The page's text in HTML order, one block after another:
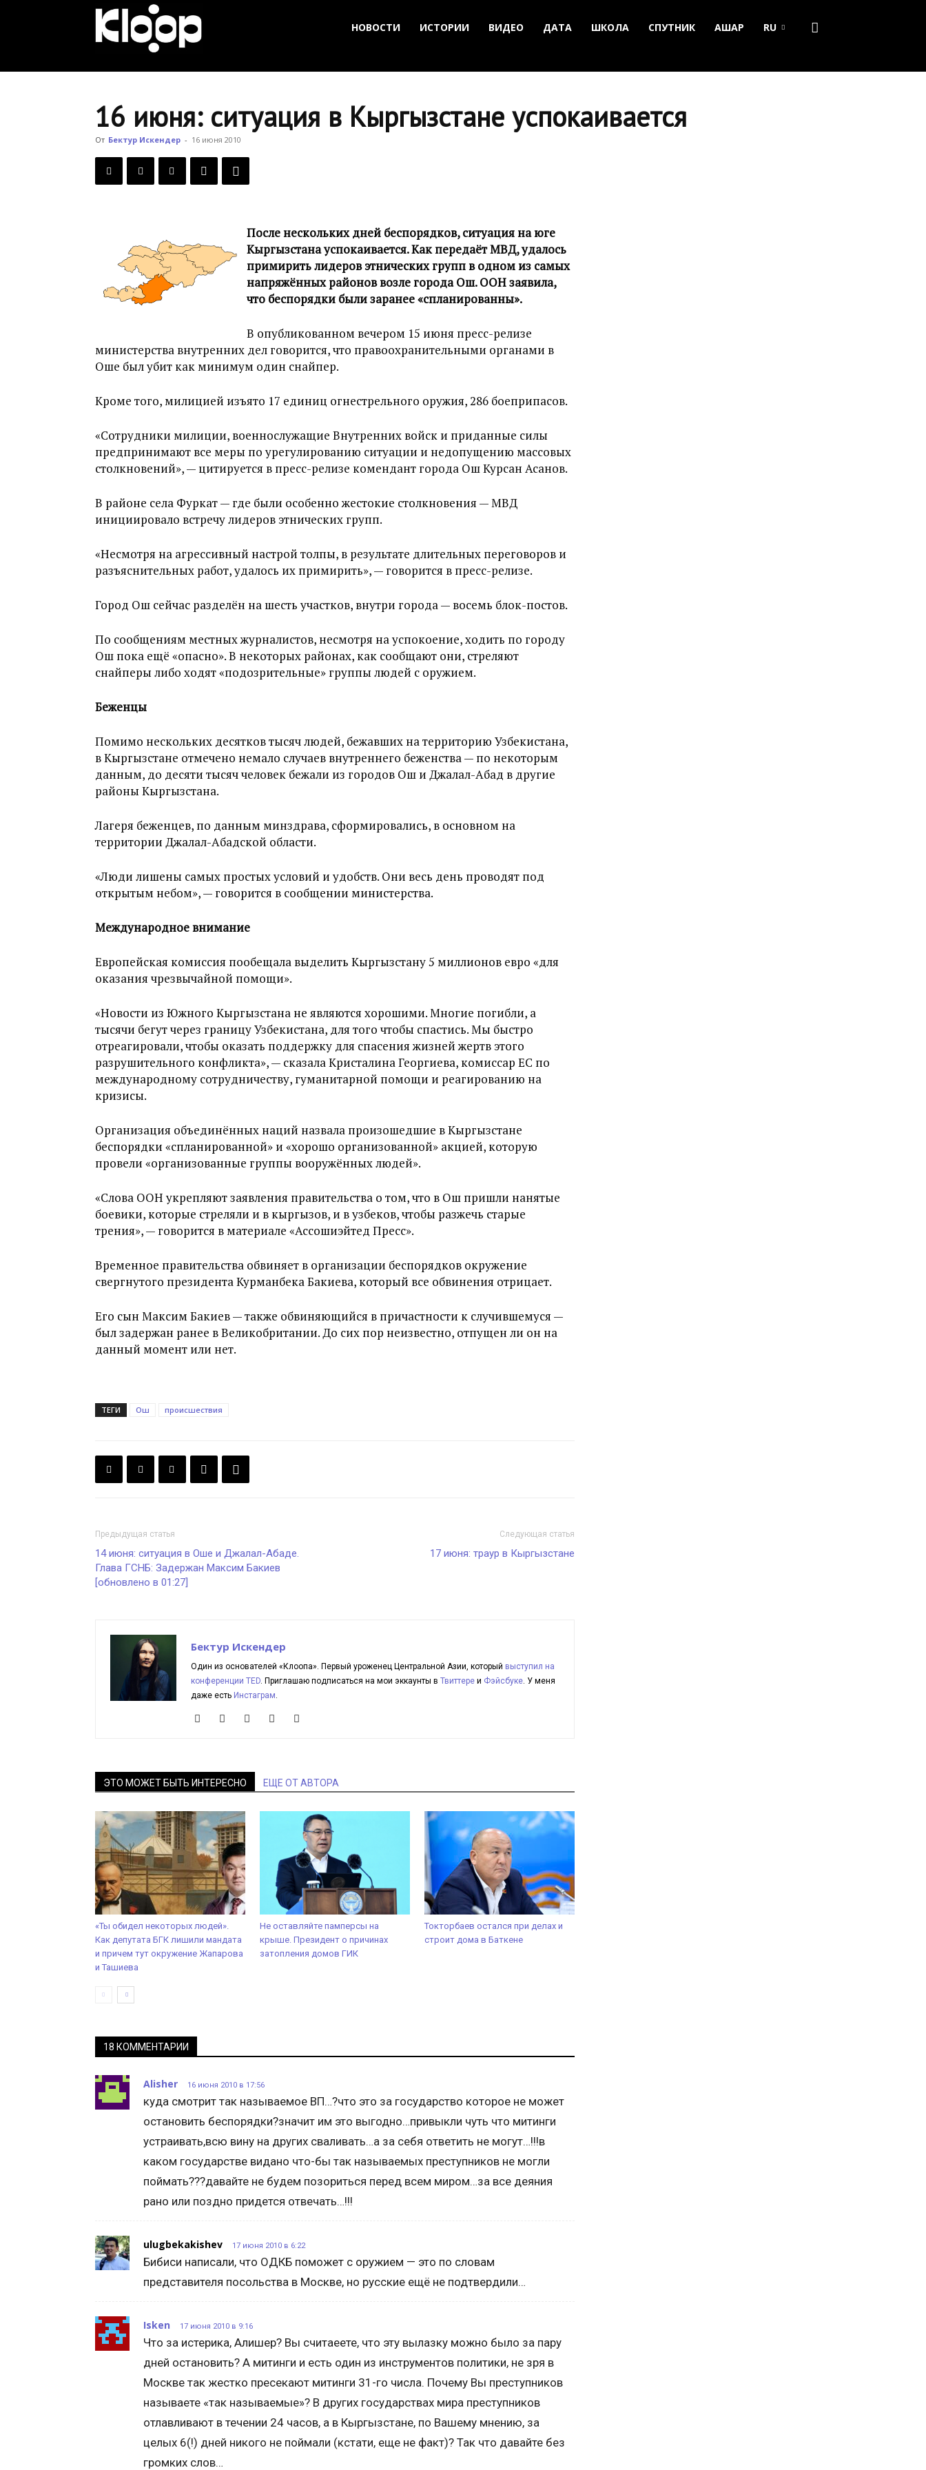
Новости
НОВОСТИ ИСТОРИИ ВИДЕО ДАТА ШКОЛА СПУТНИК АШАР RU
16 июня: ситуация в Кыргызстане успокаивается
От Бектур Искендер - 16 июня 2010
После нескольких дней беспорядков, ситуация на юге
Кыргызстана успокаивается. Как передаёт МВД, удалось
примирить лидеров этнических групп в одном из самых
напряжённых районов возле города Ош. ООН заявила,
что беспорядки были заранее «спланированны».
В опубликованном вечером 15 июня пресс-релизе
министерства внутренних дел говорится, что правоохранительными органами в
Оше был убит как минимум один снайпер.
Кроме того, милицией изъято 17 единиц огнестрельного оружия, 286 боеприпасов.
«Сотрудники милиции, военнослужащие Внутренних войск и приданные силы
предпринимают все меры по урегулированию ситуации и недопущению массовых
столкновений», — цитируется в пресс-релизе комендант города Ош Курсан Асанов.
В районе села Фуркат — где были особенно жестокие столкновения — МВД
инициировало встречу лидеров этнических групп.
«Несмотря на агрессивный настрой толпы, в результате длительных переговоров и
разъяснительных работ, удалось их примирить», — говорится в пресс-релизе.
Город Ош сейчас разделён на шесть участков, внутри города — восемь блок-постов.
По сообщениям местных журналистов, несмотря на успокоение, ходить по городу
Ош пока ещё «опасно». В некоторых районах, как сообщают они, стреляют
снайперы либо ходят «подозрительные» группы людей с оружием.
Беженцы
Помимо нескольких десятков тысяч людей, бежавших на территорию Узбекистана,
в Кыргызстане отмечено немало случаев внутреннего беженства — по некоторым
данным, до десяти тысяч человек бежали из городов Ош и Джалал-Абад в другие
районы Кыргызстана.
Лагеря беженцев, по данным минздрава, сформировались, в основном на
территории Джалал-Абадской области.
«Люди лишены самых простых условий и удобств. Они весь день проводят под
открытым небом», — говорится в сообщении министерства.
Международное внимание
Европейская комиссия пообещала выделить Кыргызстану 5 миллионов евро «для
оказания чрезвычайной помощи».
«Новости из Южного Кыргызстана не являются хорошими. Многие погибли, а
тысячи бегут через границу Узбекистана, для того чтобы спастись. Мы быстро
отреагировали, чтобы оказать поддержку для спасения жизней жертв этого
разрушительного конфликта», — сказала Кристалина Георгиева, комиссар ЕС по
международному сотрудничеству, гуманитарной помощи и реагированию на
кризисы.
Организация объединённых наций назвала произошедшие в Кыргызстане
беспорядки «спланированной» и «хорошо организованной» акцией, которую
провели «организованные группы вооружённых людей».
«Слова ООН укрепляют заявления правительства о том, что в Ош пришли нанятые
боевики, которые стреляли и в кыргызов, и в узбеков, чтобы разжечь старые
трения», — говорится в материале «Ассошиэйтед Пресс».
Временное правительства обвиняет в организации беспорядков окружение
свергнутого президента Курманбека Бакиева, который все обвинения отрицает.
Его сын Максим Бакиев — также обвиняющийся в причастности к случившемуся —
был задержан ранее в Великобритании. До сих пор неизвестно, отпущен ли он на
данный момент или нет.
ТЕГИ Ош происшествия
Предыдущая статья
14 июня: ситуация в Оше и Джалал-Абаде.
Глава ГСНБ: Задержан Максим Бакиев
[обновлено в 01:27]
Следующая статья
17 июня: траур в Кыргызстане
Бектур Искендер
Один из основателей «Клоопа». Первый уроженец Центральной Азии, который выступил на
конференции TED. Приглашаю подписаться на мои эккаунты в Твиттере и Фэйсбуке. У меня
даже есть Инстаграм.
ЭТО МОЖЕТ БЫТЬ ИНТЕРЕСНО ЕЩЕ ОТ АВТОРА
«Ты обидел некоторых людей».
Как депутата БГК лишили мандата
и причем тут окружение Жапарова
и Ташиева
Не оставляйте памперсы на
крыше. Президент о причинах
затопления домов ГИК
Токторбаев остался при делах и
строит дома в Баткене
18 КОММЕНТАРИИ
Alisher 16 июня 2010 в 17:56
куда смотрит так называемое ВП…?что это за государство которое не может
остановить беспорядки?значит им это выгодно…привыкли чуть что митинги
устраивать,всю вину на других сваливать…а за себя ответить не могут…!!!в
каком государстве видано что-бы так называемых преступников не могли
поймать???давайте не будем позориться перед всем миром…за все деяния
рано или поздно придется отвечать…!!!
ulugbekakishev 17 июня 2010 в 6:22
Бибиси написали, что ОДКБ поможет с оружием — это по словам
представителя посольства в Москве, но русские ещё не подтвердили…
Isken 17 июня 2010 в 9:16
Что за истерика, Алишер? Вы считаеете, что эту вылазку можно было за пару
дней остановить? А митинги и есть один из инструментов политики, не зря в
Москве так жестко пресекают митинги 31-го числа. Почему Вы преступников
называете «так называемые»? В других государствах мира преступников
отлавливают в течении 24 часов, а в Кыргызстане, по Вашему мнению, за
целых 6(!) дней никого не поймали (кстати, еще не факт)? Так что давайте без
громких слов…